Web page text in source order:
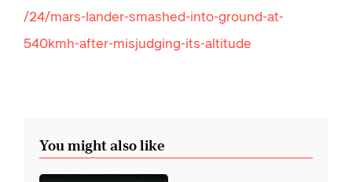
/24/mars-lander-smashed-into-ground-at-
540kmh-after-misjudging-its-altitude
You might also like